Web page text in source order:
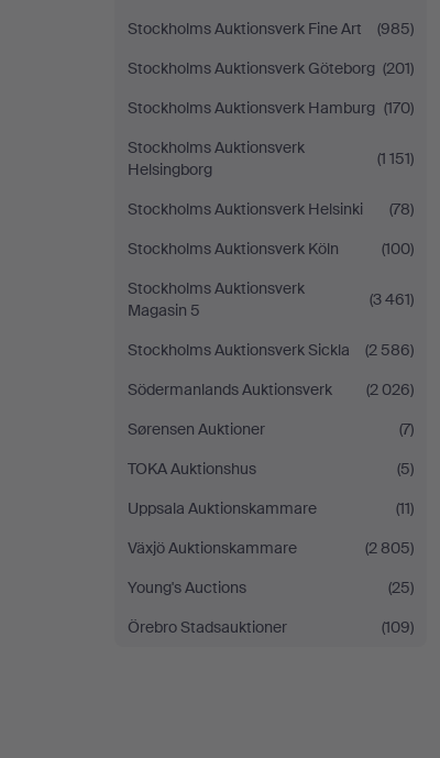
Stockholms Auktionsverk Fine Art
(985)
Stockholms Auktionsverk Göteborg (201)
Stockholms Auktionsverk Hamburg (170)
Stockholms Auktionsverk
Helsingborg
(1 151)
Stockholms Auktionsverk Helsinki
(78)
Stockholms Auktionsverk Köln
(100)
Stockholms Auktionsverk
Magasin 5
(3 461)
Stockholms Auktionsverk Sickla
(2 586)
Södermanlands Auktionsverk
(2 026)
Sørensen Auktioner
(7)
TOKA Auktionshus
(5)
Uppsala Auktionskammare
(11)
Växjö Auktionskammare
(2 805)
Young's Auctions
(25)
Örebro Stadsauktioner
(109)